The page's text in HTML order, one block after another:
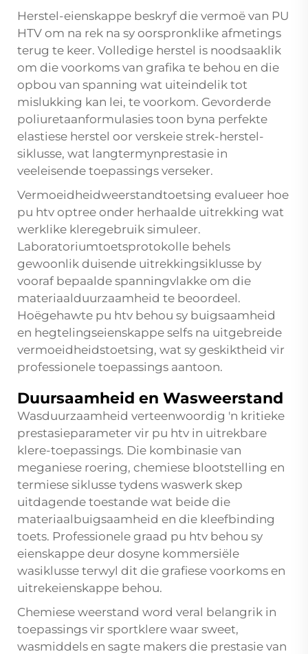
Herstel-eienskappe beskryf die vermoë van PU
HTV om na rek na sy oorspronklike afmetings
terug te keer. Volledige herstel is noodsaaklik
om die voorkoms van grafika te behou en die
opbou van spanning wat uiteindelik tot
mislukking kan lei, te voorkom. Gevorderde
poliuretaanformulasies toon byna perfekte
elastiese herstel oor verskeie strek-herstel-
siklusse, wat langtermynprestasie in
veeleisende toepassings verseker.
Vermoeidheidweerstandtoetsing evalueer hoe
pu htv optree onder herhaalde uitrekking wat
werklike kleregebruik simuleer.
Laboratoriumtoetsprotokolle behels
gewoonlik duisende uitrekkingsiklusse by
vooraf bepaalde spanningvlakke om die
materiaalduurzaamheid te beoordeel.
Hoëgehawte pu htv behou sy buigsaamheid
en hegtelingseienskappe selfs na uitgebreide
vermoeidheidstoetsing, wat sy geskiktheid vir
professionele toepassings aantoon.
Duursaamheid en Wasweerstand
Wasduurzaamheid verteenwoordig 'n kritieke
prestasieparameter vir pu htv in uitrekbare
klere-toepassings. Die kombinasie van
meganiese roering, chemiese blootstelling en
termiese siklusse tydens waswerk skep
uitdagende toestande wat beide die
materiaalbuigsaamheid en die kleefbinding
toets. Professionele graad pu htv behou sy
eienskappe deur dosyne kommersiële
wasiklusse terwyl dit die grafiese voorkoms en
uitrekeienskappe behou.
Chemiese weerstand word veral belangrik in
toepassings vir sportklere waar sweet,
wasmiddels en sagte makers die prestasie van